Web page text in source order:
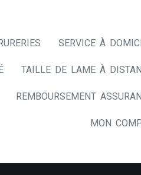
SERVICE À
TAILLE DE LAME À
REMBOURSEMENT
MON